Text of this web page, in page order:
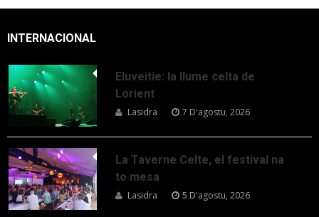
INTERNACIONAL
Eluveitie: la llume celta de
Lorient
Lasidra 7 D'agostu, 2026
La Taverne Celte, el festival na
to mesa
Lasidra 5 D'agostu, 2026